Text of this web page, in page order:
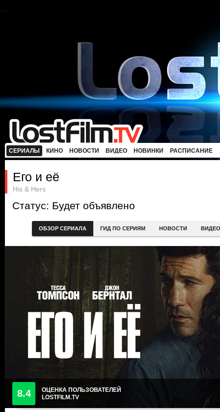
СЕРИАЛЫ КИНО НОВОСТИ ВИДЕО НОВИНКИ РАСПИСАНИЕ
Его и её
His & Hers
Статус: Будет объявлено
ОБЗОР СЕРИАЛА ГИД ПО СЕРИЯМ НОВОСТИ ВИДЕО
8.4
ОЦЕНКА ПОЛЬЗОВАТЕЛЕЙ
LOSTFILM.TV